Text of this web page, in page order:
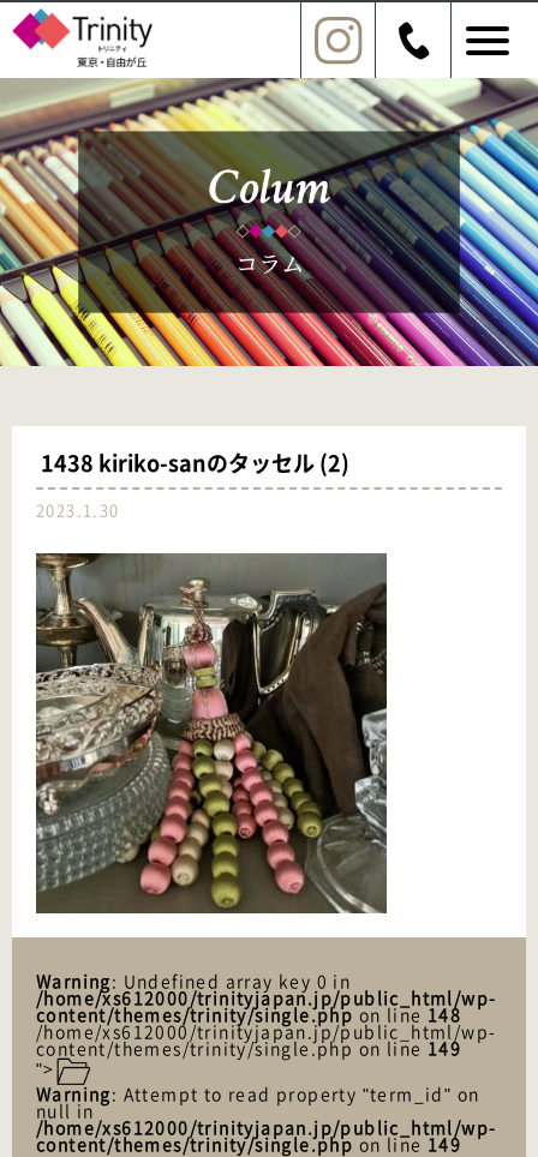
1438 kiriko-sanのタッセル (2)
2023.1.30
Warning: Undefined array key 0 in
/home/xs612000/trinityjapan.jp/public_html/wp-
content/themes/trinity/single.phpon line148
/home/xs612000/trinityjapan.jp/public_html/wp-
content/themes/trinity/single.php on line149
">
Warning: Attempt to read property "term_id" on
null in
/home/xs612000/trinityjapan.jp/public_html/wp-
content/themes/trinity/single.phpon line149